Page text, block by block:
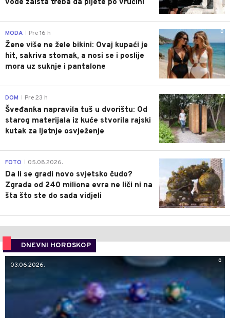
vode zaista treba da pijete po vrućini
0
MODA Pre 16 h
Žene više ne žele bikini: Ovaj kupaći je
hit, sakriva stomak, a nosi se i poslije
mora uz suknje i pantalone
0
DOM Pre 23 h
Šveđanka napravila tuš u dvorištu: Od
starog materijala iz kuće stvorila rajski
kutak za ljetnje osvježenje
0
FOTO 05.08.2026.
Da li se gradi novo svjetsko čudo?
Zgrada od 240 miliona evra ne liči ni na
šta što ste do sada vidjeli
DNEVNI HOROSKOP
0
03.06.2026.